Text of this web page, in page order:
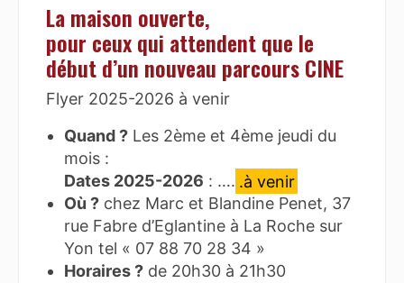
La maison ouverte,
pour ceux qui attendent que le
début d’un nouveau parcours CINE
Flyer 2025-2026 à venir
Quand ? Les 2ème et 4ème jeudi du
mois :
Dates 2025-2026 : …. .à venir
Où ? chez Marc et Blandine Penet, 37
rue Fabre d’Eglantine à La Roche sur
Yon tel « 07 88 70 28 34 »
Horaires ? de 20h30 à 21h30